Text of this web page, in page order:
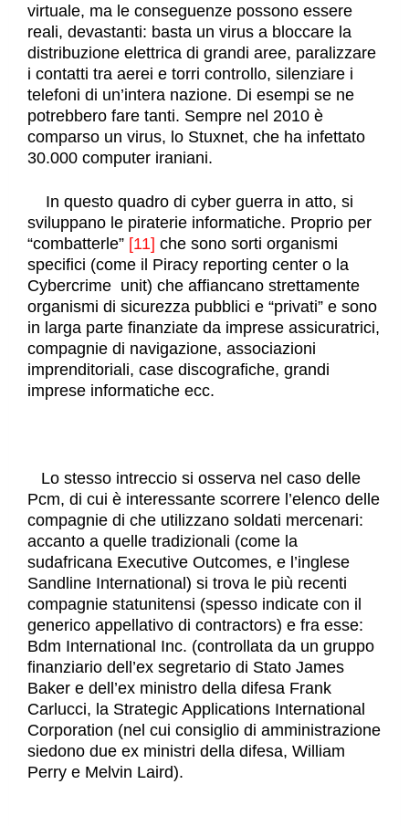
virtuale, ma le conseguenze possono essere
reali, devastanti: basta un virus a bloccare la
distribuzione elettrica di grandi aree, paralizzare
i contatti tra aerei e torri controllo, silenziare i
telefoni di un’intera nazione. Di esempi se ne
potrebbero fare tanti. Sempre nel 2010 è
comparso un virus, lo Stuxnet, che ha infettato
30.000 computer iraniani.
In questo quadro di cyber guerra in atto, si
sviluppano le piraterie informatiche. Proprio per
“combatterle” [11] che sono sorti organismi
specifici (come il Piracy reporting center o la
Cybercrime unit) che affiancano strettamente
organismi di sicurezza pubblici e “privati” e sono
in larga parte finanziate da imprese assicuratrici,
compagnie di navigazione, associazioni
imprenditoriali, case discografiche, grandi
imprese informatiche ecc.
Lo stesso intreccio si osserva nel caso delle
Pcm, di cui è interessante scorrere l’elenco delle
compagnie di che utilizzano soldati mercenari:
accanto a quelle tradizionali (come la
sudafricana Executive Outcomes, e l’inglese
Sandline International) si trova le più recenti
compagnie statunitensi (spesso indicate con il
generico appellativo di contractors) e fra esse:
Bdm International Inc. (controllata da un gruppo
finanziario dell’ex segretario di Stato James
Baker e dell’ex ministro della difesa Frank
Carlucci, la Strategic Applications International
Corporation (nel cui consiglio di amministrazione
siedono due ex ministri della difesa, William
Perry e Melvin Laird).